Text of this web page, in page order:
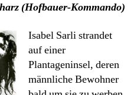
(Hofbauer-Kommando)
Isabel Sarli strandet
auf einer
Plantageninsel, deren
männliche Bewohner